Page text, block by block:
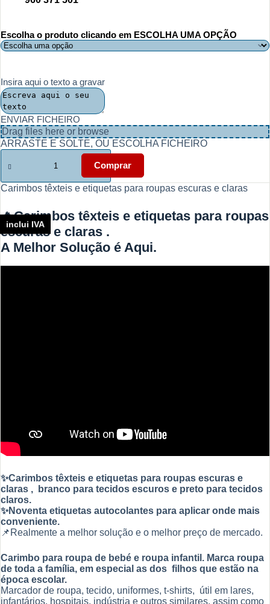
Escolha o produto clicando em ESCOLHA UMA OPÇÃO
Insira aqui o texto a gravar
ENVIAR FICHEIRO
Drag files here or browse
ARRASTE E SOLTE, OU ESCOLHA FICHEIRO
Quantidade
de
têxteis
e
para
roupas
escuras
e
Comprar
Carimbos têxteis e etiquetas para roupas escuras e claras
🔥Carimbos têxteis e etiquetas para roupas
escuras e claras .
A Melhor Solução é Aqui.
✨Carimbos têxteis e etiquetas para roupas escuras e
claras , branco para tecidos escuros e preto para tecidos
claros.
✨Noventa etiquetas autocolantes para aplicar onde mais
conveniente.
📌Realmente a melhor solução e o melhor preço de mercado.
Carimbo para roupa de bebé e roupa infantil. Marca roupa
de toda a família, em especial as dos filhos que estão na
época escolar.
Marcador de roupa, tecido, uniformes, t-shirts, útil em lares,
infantários, hospitais, indústria e outros similares, assim como
inclui IVA